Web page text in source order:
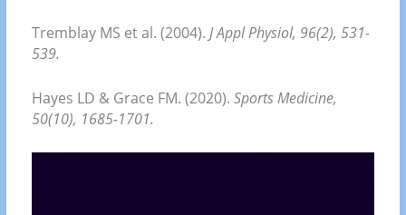
Tremblay MS et al. (2004).J Appl Physiol, 96(2), 531-
539.
Hayes LD & Grace FM. (2020).Sports Medicine,
50(10), 1685-1701.